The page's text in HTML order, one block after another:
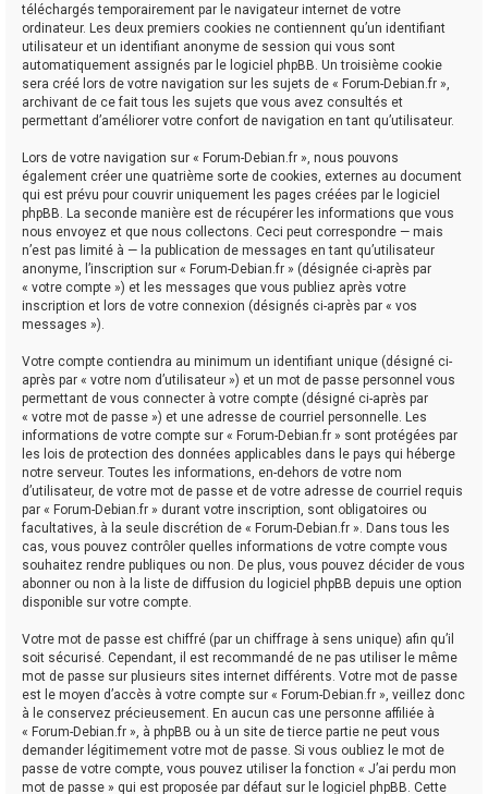
téléchargés temporairement par le navigateur internet de votre
ordinateur. Les deux premiers cookies ne contiennent qu’un identifiant
utilisateur et un identifiant anonyme de session qui vous sont
automatiquement assignés par le logiciel phpBB. Un troisième cookie
sera créé lors de votre navigation sur les sujets de « Forum-Debian.fr »,
archivant de ce fait tous les sujets que vous avez consultés et
permettant d’améliorer votre confort de navigation en tant qu’utilisateur.
Lors de votre navigation sur « Forum-Debian.fr », nous pouvons
également créer une quatrième sorte de cookies, externes au document
qui est prévu pour couvrir uniquement les pages créées par le logiciel
phpBB. La seconde manière est de récupérer les informations que vous
nous envoyez et que nous collectons. Ceci peut correspondre — mais
n’est pas limité à — la publication de messages en tant qu’utilisateur
anonyme, l’inscription sur « Forum-Debian.fr » (désignée ci-après par
« votre compte ») et les messages que vous publiez après votre
inscription et lors de votre connexion (désignés ci-après par « vos
messages »).
Votre compte contiendra au minimum un identifiant unique (désigné ci-
après par « votre nom d’utilisateur ») et un mot de passe personnel vous
permettant de vous connecter à votre compte (désigné ci-après par
« votre mot de passe ») et une adresse de courriel personnelle. Les
informations de votre compte sur « Forum-Debian.fr » sont protégées par
les lois de protection des données applicables dans le pays qui héberge
notre serveur. Toutes les informations, en-dehors de votre nom
d’utilisateur, de votre mot de passe et de votre adresse de courriel requis
par « Forum-Debian.fr » durant votre inscription, sont obligatoires ou
facultatives, à la seule discrétion de « Forum-Debian.fr ». Dans tous les
cas, vous pouvez contrôler quelles informations de votre compte vous
souhaitez rendre publiques ou non. De plus, vous pouvez décider de vous
abonner ou non à la liste de diffusion du logiciel phpBB depuis une option
disponible sur votre compte.
Votre mot de passe est chiffré (par un chiffrage à sens unique) afin qu’il
soit sécurisé. Cependant, il est recommandé de ne pas utiliser le même
mot de passe sur plusieurs sites internet différents. Votre mot de passe
est le moyen d’accès à votre compte sur « Forum-Debian.fr », veillez donc
à le conservez précieusement. En aucun cas une personne affiliée à
« Forum-Debian.fr », à phpBB ou à un site de tierce partie ne peut vous
demander légitimement votre mot de passe. Si vous oubliez le mot de
passe de votre compte, vous pouvez utiliser la fonction « J’ai perdu mon
mot de passe » qui est proposée par défaut sur le logiciel phpBB. Cette